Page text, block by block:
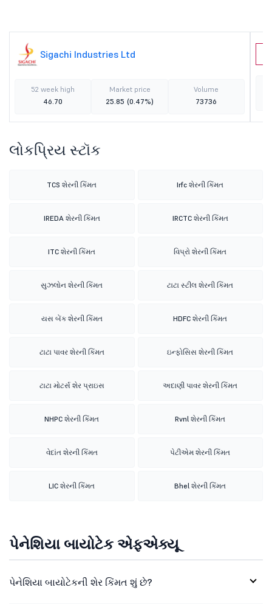
Sigachi Industries Ltd
52 week high
46.70
Market price
25.85 (0.47%)
Volume
73736
લોકપ્રિય સ્ટૉક
TCS શેરની કિંમત Irfc શેરની કિંમત
IREDA શેરની કિંમત IRCTC શેરની કિંમત
ITC શેરની કિંમત વિપ્રો શેરની કિંમત
સુઝલોન શેરની કિંમત ટાટા સ્ટીલ શેરની કિંમત
યસ બેંક શેરની કિંમત HDFC શેરની કિંમત
ટાટા પાવર શેરની કિંમત ઇન્ફોસિસ શેરની કિંમત
ટાટા મોટર્સ શેર પ્રાઇસ અદાણી પાવર શેરની કિંમત
NHPC શેરની કિંમત Rvnl શેરની કિંમત
વેદાંત શેરની કિંમત પેટીએમ શેરની કિંમત
LIC શેરની કિંમત Bhel શેરની કિંમત
પેનેશિયા બાયોટેક એફએક્યૂ
પેનેશિયા બાયોટેકની શેર કિંમત શું છે?